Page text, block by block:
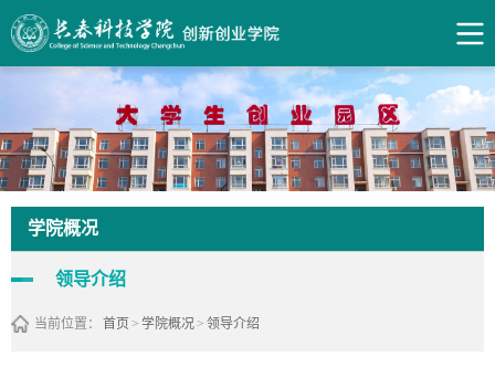
学院概况
领导介绍
当前位置： 首页 > 学院概况 > 领导介绍